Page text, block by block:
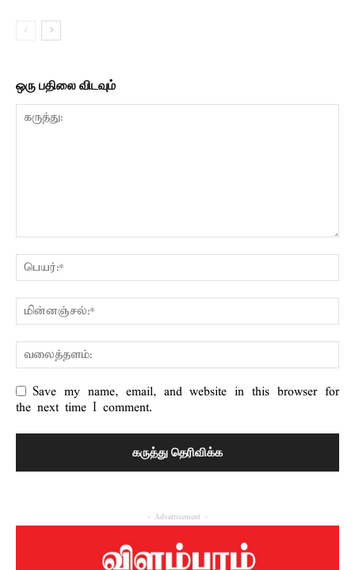
ஒரு பதிலை விடவும்
Save my name, email, and website in this browser for
the next time I comment.
- Advertisement -